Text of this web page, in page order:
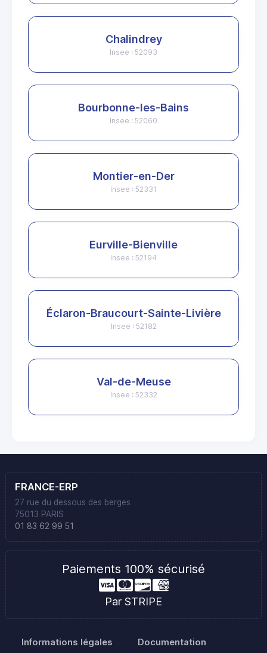
Chalindrey
Insee : 52093
Bourbonne-les-Bains
Insee : 52060
Montier-en-Der
Insee : 52331
Eurville-Bienville
Insee : 52194
Éclaron-Braucourt-Sainte-Livière
Insee : 52182
Val-de-Meuse
Insee : 52332
FRANCE-ERP
27 rue du dessous des berges
75013 PARIS
01 83 62 99 51
Paiements 100% sécurisé
Par STRIPE
Informations légales Documentation